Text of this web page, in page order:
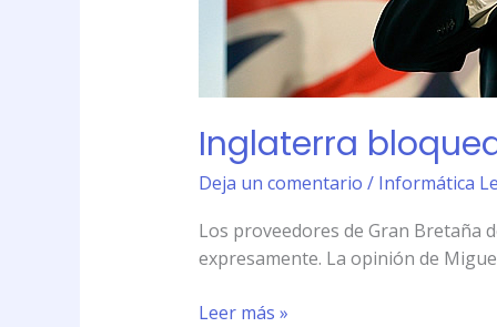
Inglaterra
Deja un comentario / Informática
Los proveedores de Gran Bretaña
expresamente. La opinión de
Leer más »